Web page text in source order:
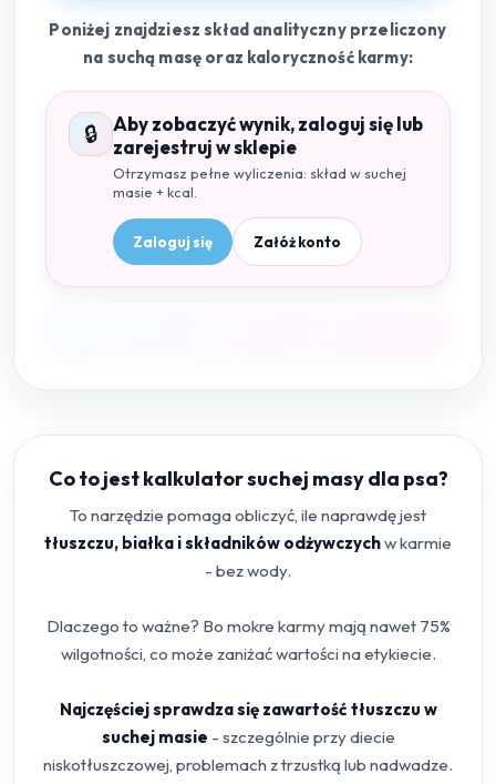
Poniżej znajdziesz skład analityczny przeliczony
na suchą masę oraz kaloryczność karmy:
🔒
Aby zobaczyć wynik, zaloguj się lub
zarejestruj w sklepie
Otrzymasz pełne wyliczenia: skład w suchej
masie + kcal.
Zaloguj się Załóż konto
Co to jest kalkulator suchej masy dla psa?
To narzędzie pomaga obliczyć, ile naprawdę jest
tłuszczu, białka i składników odżywczychw karmie
- bez wody.
Dlaczego to ważne? Bo mokre karmy mają nawet 75%
wilgotności, co może zaniżać wartości na etykiecie.
Najczęściej sprawdza się zawartość tłuszczu w
suchej masie - szczególnie przy diecie
niskotłuszczowej, problemach z trzustką lub nadwadze.